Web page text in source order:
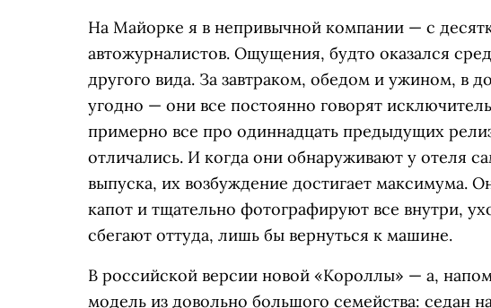
На Майорке я в непривычной компании — с
автожурналистов. Ощущения, будто оказался
другого вида. За завтраком, обедом и ужином, в
угодно — они все постоянно говорят
примерно все про одиннадцать предыдущих
отличались. И когда они обнаруживают у отеля
выпуска, их возбуждение достигает максимума.
капот и тщательно фотографируют все внутри,
сбегают оттуда, лишь бы вернуться к машине.
В российской версии новой «Короллы» — а,
модель из довольно большого семейства: седан